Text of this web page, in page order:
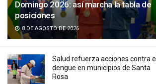
Domingo 2026: así marcha la tabla de
posiciones
8 DE AGOSTO DE 2026
Salud refuerza acciones contra el
dengue en municipios de Santa
Rosa